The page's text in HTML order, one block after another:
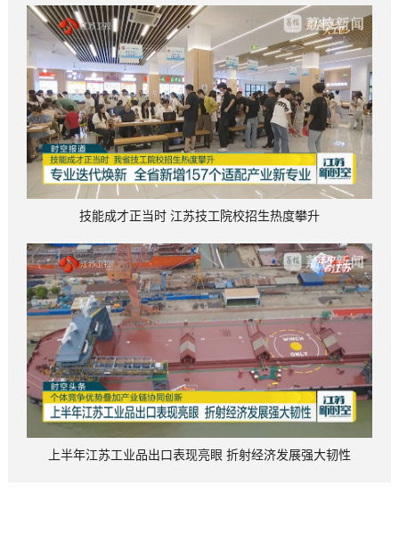
技能成才正当时 江苏技工院校招生热度攀升
上半年江苏工业品出口表现亮眼 折射经济发展强大韧性